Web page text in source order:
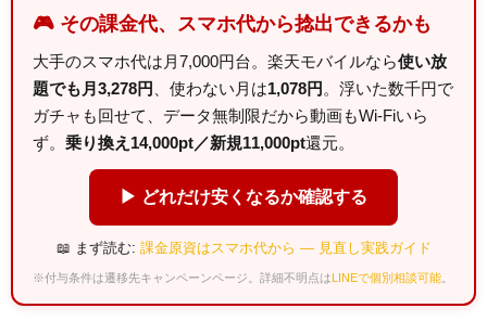
🎮 その課金代、スマホ代から捻出できるかも
大手のスマホ代は月7,000円台。楽天モバイルなら使い放
題でも月3,278円
、使わない月は1,078円 。浮いた数千円で
ガチャも回せて、データ無制限だから動画もWi-Fiいら
ず。 乗り換え14,000pt／新規11,000pt還元。
▶ どれだけ安くなるか確認する
📖 まず読む: 課金原資はスマホ代から — 見直し実践ガイド
※付与条件は遷移先キャンペーンページ。詳細不明点はLINEで個別相談可能